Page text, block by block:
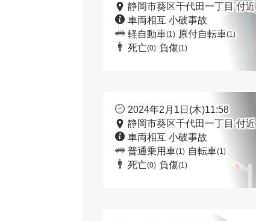
静岡市葵区千代田一丁目 付近
車両相互 小破事故
軽自動車(1) 原付自転車(1)
死亡(0) 負傷(1)
2024年2月1日(木)11:58
静岡市葵区千代田一丁目 付近
車両相互 小破事故
普通乗用車(1) 自転車(1)
死亡(0) 負傷(1)